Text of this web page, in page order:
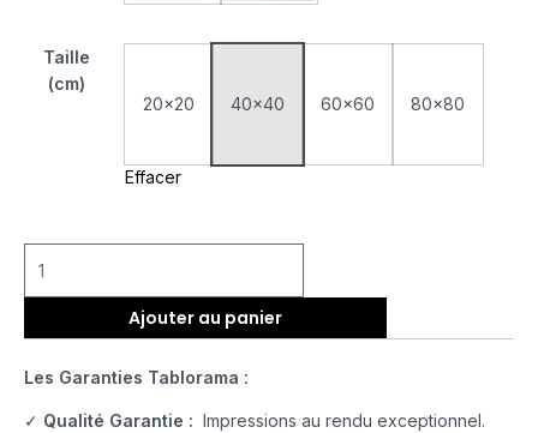
Taille
(cm)
20x20
40x40 60x60 80x80
Effacer
Ajouter au panier
Les Garanties Tablorama :
✓ Qualité Garantie : Impressions au rendu exceptionnel.